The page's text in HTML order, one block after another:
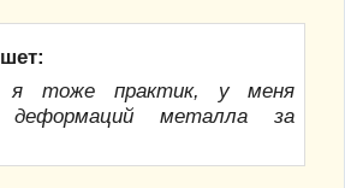
я тоже практик, у меня
металла за